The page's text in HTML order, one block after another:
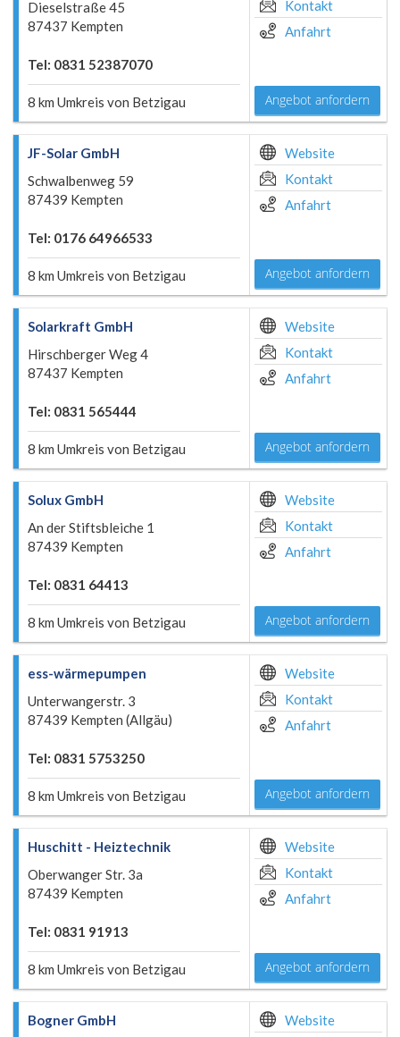
Dieselstraße 45
87437 Kempten
Tel: 0831 52387070
8 km Umkreis von Betzigau
Kontakt
Anfahrt
Angebot anfordern
JF-Solar GmbH
Schwalbenweg 59
87439 Kempten
Tel: 0176 64966533
8 km Umkreis von Betzigau
Website
Kontakt
Anfahrt
Angebot anfordern
Solarkraft GmbH
Hirschberger Weg 4
87437 Kempten
Tel: 0831 565444
8 km Umkreis von Betzigau
Website
Kontakt
Anfahrt
Angebot anfordern
Solux GmbH
An der Stiftsbleiche 1
87439 Kempten
Tel: 0831 64413
8 km Umkreis von Betzigau
Website
Kontakt
Anfahrt
Angebot anfordern
ess-wärmepumpen
Unterwangerstr. 3
87439 Kempten (Allgäu)
Tel: 0831 5753250
8 km Umkreis von Betzigau
Website
Kontakt
Anfahrt
Angebot anfordern
Huschitt - Heiztechnik
Oberwanger Str. 3a
87439 Kempten
Tel: 0831 91913
8 km Umkreis von Betzigau
Website
Kontakt
Anfahrt
Angebot anfordern
Bogner GmbH
Website